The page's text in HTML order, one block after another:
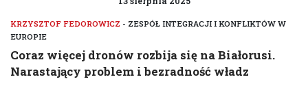
KRZYSZTOF FEDOROWICZ - ZESPÓŁ INTEGRACJI I KONFLIKTÓW W
EUROPIE
Coraz więcej dronów rozbija się na Białorusi.
Narastający problem i bezradność władz